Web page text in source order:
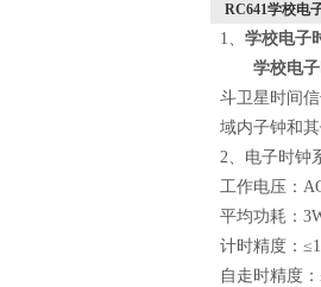
RC641学校电
1、 学校电子
学校电
斗卫星时间
域内子钟和
2、电子时钟
工作电压：
平均功耗：
计时精度：
自走时精度